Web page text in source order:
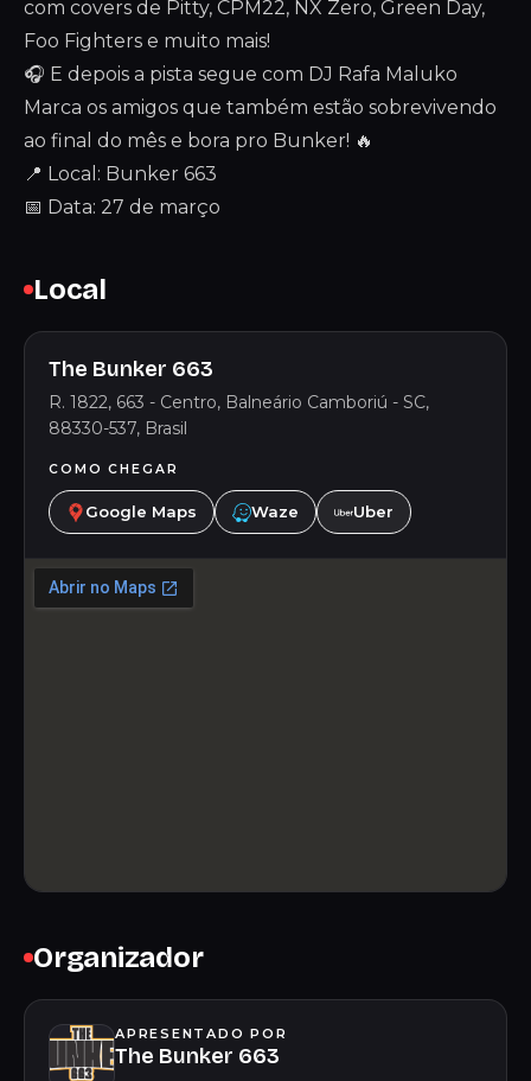
com covers de Pitty, CPM22, NX Zero, Green Day,
Foo Fighters e muito mais!
🎧 E depois a pista segue com DJ Rafa Maluko
Marca os amigos que também estão sobrevivendo
ao final do mês e bora pro Bunker! 🔥
📍 Local: Bunker 663
📅 Data: 27 de março
Local
The Bunker 663
R. 1822, 663 - Centro, Balneário Camboriú - SC,
88330-537, Brasil
COMO CHEGAR
Google Maps Waze Uber
Organizador
APRESENTADO POR
The Bunker 663